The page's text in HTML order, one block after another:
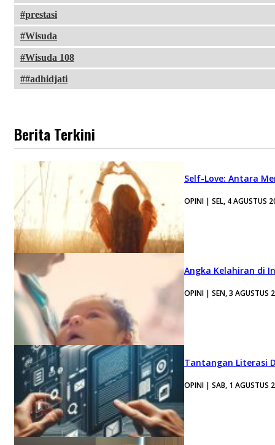
prestasi
Wisuda
Wisuda 108
#adhidjati
Berita Terkini
Self-Love: Antara
OPINI | SEL, 4 AGUSTUS
Angka Kelahiran di
OPINI | SEN, 3 AGUSTUS
Tantangan Literasi
OPINI | SAB, 1 AGUSTUS